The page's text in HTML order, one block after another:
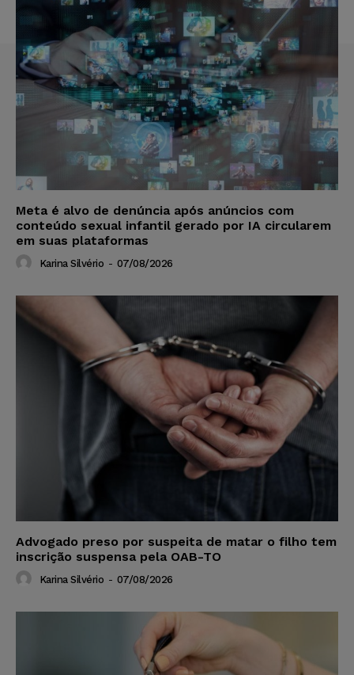
Meta é alvo de denúncia após anúncios com
conteúdo sexual infantil gerado por IA circularem
em suas plataformas
Karina Silvério - 07/08/2026
Advogado preso por suspeita de matar o filho tem
inscrição suspensa pela OAB-TO
Karina Silvério - 07/08/2026